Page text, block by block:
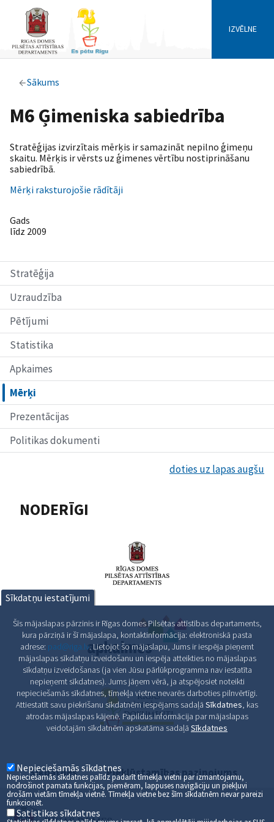
IZVĒLNE
Sākums
Stratēģija
Uzraudzība
Pētījumi
Statistika
Apkaimes
Mērķi
Prezentācijas
Politikas dokumenti
M6 Ģimeniska sabiedrība
Stratēģijas izvirzītais mērķis ir samazināt nepilno ģimeņu
skaitu. Mērķis ir vērsts uz ģimenes vērtību nostiprināšanu
sabiedrībā.
Mērķi raksturojošie rādītāji
Gads
līdz 2009
doties uz lapas augšu
NODERĪGI
Sīkdatnes Piekļūstamības paziņojums
Sīkdatņu iestatījumi
Šīs mājaslapas pārzinis ir Rīgas domes Pilsētas attīstības departaments,
kura pārziņā ir šī mājaslapa, kontaktinformācija: elektroniskā pasta
adrese: pad@riga.lv. Lietojot šo mājaslapu, Jums ir iespēja pieņemt
mājaslapas sīkdatņu izveidošanu un iespēja atteikties no mājaslapas
sīkdatņu izveidošanas (ja vien Jūsu pārlūkprogramma nav iestatīta
nepieņemt sīkdatnes). Jums jāņem vērā, ja atspējosiet noteikti
nepieciešamās sīkdatnes, tīmekļa vietne nevarēs darboties pilnvērtīgi.
Attiestatīt savu piekrišanu sīkdatnēm iespējams sadaļā Sīkdatnes, kas
atrodas mājaslapas kājenē. Papildus informācija par mājaslapas
veidotajām sīkdatnēm apskatāma sadaļā Sīkdatnes
Nepieciešamās sīkdatnes
Nepieciešamās sīkdatnes palīdz padarīt tīmekļa vietni par izmantojamu,
nodrošinot pamata funkcijas, piemēram, lappuses navigāciju un piekļuvi
drošām vietām tīmekļa vietnē. Tīmekļa vietne bez šīm sīkdatnēm nevar pareizi
funkcionēt.
Satistikas sīkdatnes